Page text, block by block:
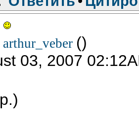
arthur_veber ()
03, 2007